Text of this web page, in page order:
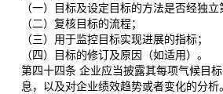
（一）目标及设定目标的方法是否经独立
（二）复核目标的流程；
（三）用于监控目标实现进展的指标；
（四）目标的修订及原因（如适用）。
第四十四条 企业应当披露其每项气候目
息，以及对企业绩效趋势或者变化的分析。